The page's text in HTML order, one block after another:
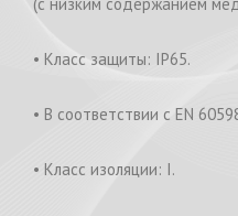
• Класс защиты: IP65.
• В соответствии с EN
• Класс изоляции: I.